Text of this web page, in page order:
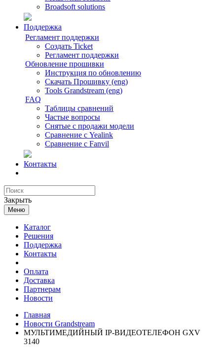
Broadsoft solutions
Поддержка
Регламент поддержки
Создать Ticket
Регламент поддержки
Обновление прошивки
Инструкция по обновлению
Скачать Прошивку (eng)
Tools Grandstream (eng)
FAQ
Таблицы сравнений
Частые вопросы
Снятые с продажи модели
Сравнение с Yealink
Сравнение с Fanvil
Контакты
Закрыть
Меню
Каталог
Решения
Поддержка
Контакты
Оплата
Доставка
Партнерам
Новости
Главная
Новости Grandstream
МУЛЬТИМЕДИЙНЫЙ IP-ВИДЕОТЕЛЕФОН GXV
3140